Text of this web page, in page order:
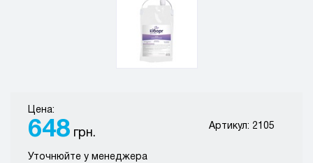
Цена:
648 грн.
Артикул: 2105
Уточнюйте у менеджера